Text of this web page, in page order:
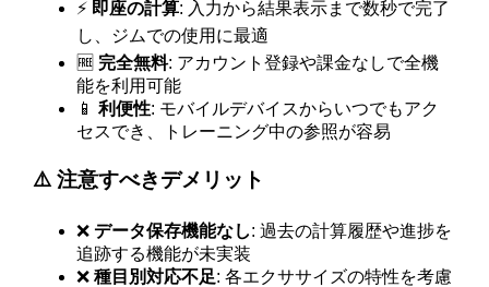
⚡ 即座の計算: 入力から結果表示まで数秒で完了
し、ジムでの使用に最適
🆓 完全無料: アカウント登録や課金なしで全機
能を利用可能
📱利便性: モバイルデバイスからいつでもアク
セスでき、トレーニング中の参照が容易
⚠️ 注意すべきデメリット
❌データ保存機能なし: 過去の計算履歴や進捗を
追跡する機能が未実装
❌種目別対応不足: 各エクササイズの特性を考慮